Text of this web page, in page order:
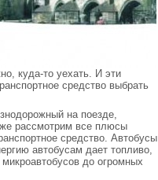
куда-то уехать. И эти
средство выбрать
на поезде,
рассмотрим все плюсы
средство. Автобусы
автобусам дает топливо,
до огромных